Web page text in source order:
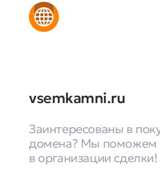
vsemkamni.ru
Заинтересованы в
домена? Мы поможем
в организации сделки!